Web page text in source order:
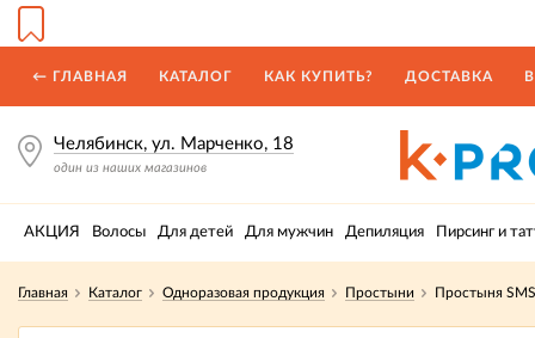
← ГЛАВНАЯ КАТАЛОГ КАК КУПИТЬ? ДОСТАВКА
Челябинск, ул. Марченко, 18
один из наших магазинов
АКЦИЯ Волосы Для детей Для мужчин Депиляция Пирсинг и
Главная Каталог Одноразовая продукция Простыни Простыня